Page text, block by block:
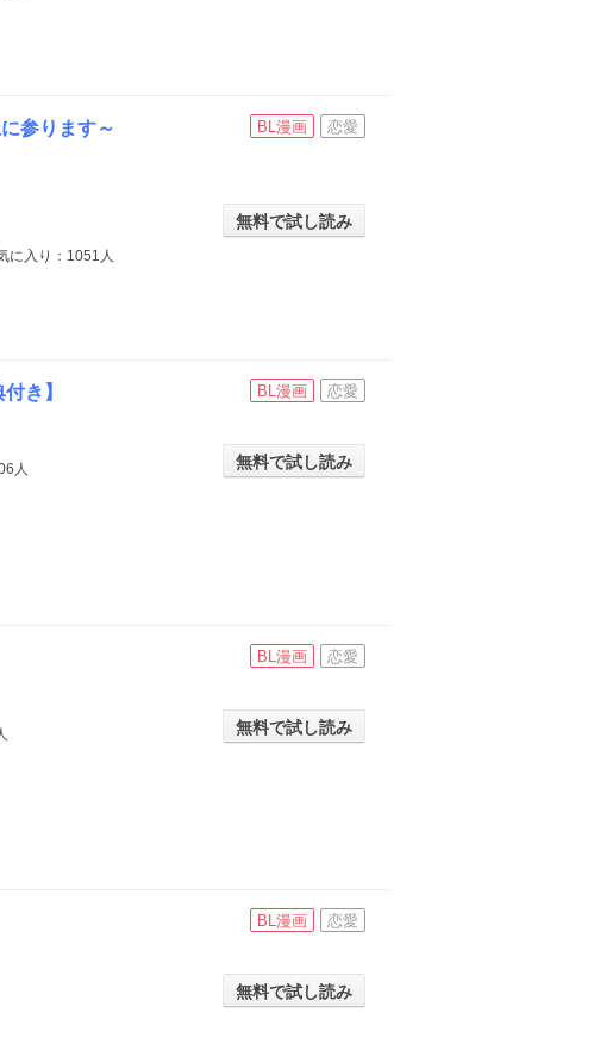
BL漫画 恋愛
参ります～
無料で試し読み
に入り：1051人
BL漫画 恋愛
き】
無料で試し読み
人
BL漫画 恋愛
無料で試し読み
BL漫画 恋愛
無料で試し読み